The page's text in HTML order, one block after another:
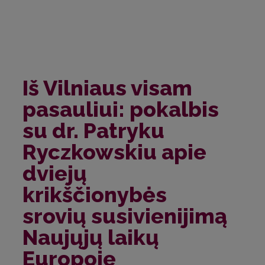
Iš Vilniaus visam
pasauliui: pokalbis
su dr. Patryku
Ryczkowskiu apie
dviejų
krikščionybės
srovių susivienijimą
Naujųjų laikų
Europoje